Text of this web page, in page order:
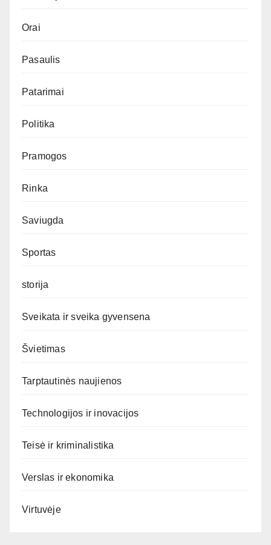
Orai
Pasaulis
Patarimai
Politika
Pramogos
Rinka
Saviugda
Sportas
storija
Sveikata ir sveika gyvensena
Švietimas
Tarptautinės naujienos
Technologijos ir inovacijos
Teisė ir kriminalistika
Verslas ir ekonomika
Virtuvėje